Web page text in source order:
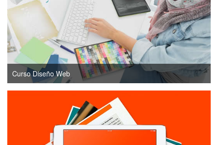
Curso Diseño Web